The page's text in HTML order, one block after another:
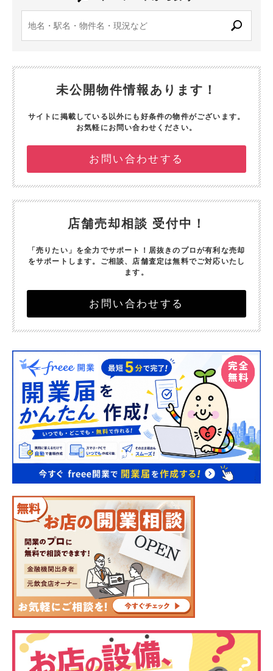
未公開物件情報あります！
サイトに掲載している以外にも好条件の物件がございます。
お気軽にお問い合わせください。
お問い合わせする
店舗売却相談 受付中！
「売りたい」を全力でサポート！ 居抜きのプロが有利な売却
をサポートします。 ご相談、店舗査定は無料でご対応いたし
ます。
お問い合わせする